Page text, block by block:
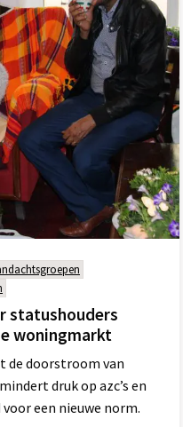
statushouders
woningmarkt
de doorstroom van
druk op azc’s en
een nieuwe norm.